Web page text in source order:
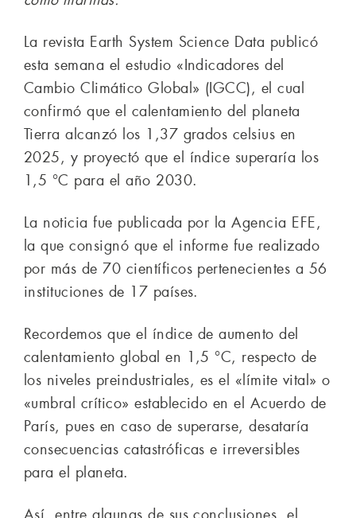
La revista Earth System Science Data publicó
esta semana el estudio «Indicadores del
Cambio Climático Global» (IGCC), el cual
confirmó que el calentamiento del planeta
Tierra alcanzó los 1,37 grados celsius en
2025, y proyectó que el índice superaría los
1,5 °C para el año 2030.
La noticia fue publicada por la Agencia EFE,
la que consignó que el informe fue realizado
por más de 70 científicos pertenecientes a 56
instituciones de 17 países.
Recordemos que el índice de aumento del
calentamiento global en 1,5 °C, respecto de
los niveles preindustriales, es el «límite vital» o
«umbral crítico» establecido en el Acuerdo de
París, pues en caso de superarse, desataría
consecuencias catastróficas e irreversibles
para el planeta.